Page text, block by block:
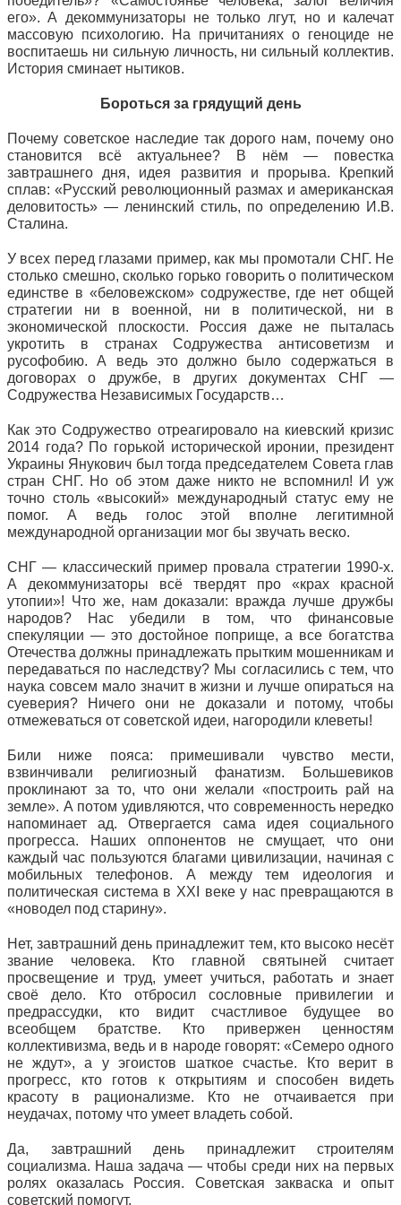
его». А декоммунизаторы не только лгут, но и калечат
массовую психологию. На причитаниях о геноциде не
воспитаешь ни сильную личность, ни сильный коллектив.
История сминает нытиков.
Бороться за грядущий день
Почему советское наследие так дорого нам, почему оно
становится всё актуальнее? В нём — повестка
завтрашнего дня, идея развития и прорыва. Крепкий
сплав: «Русский революционный размах и американская
деловитость» — ленинский стиль, по определению И.В.
Сталина.
У всех перед глазами пример, как мы промотали СНГ. Не
столько смешно, сколько горько говорить о политическом
единстве в «беловежском» содружестве, где нет общей
стратегии ни в военной, ни в политической, ни в
экономической плоскости. Россия даже не пыталась
укротить в странах Содружества антисоветизм и
русофобию. А ведь это должно было содержаться в
договорах о дружбе, в других документах СНГ —
Содружества Независимых Государств…
Как это Содружество отреагировало на киевский кризис
2014 года? По горькой исторической иронии, президент
Украины Янукович был тогда председателем Совета глав
стран СНГ. Но об этом даже никто не вспомнил! И уж
точно столь «высокий» международный статус ему не
помог. А ведь голос этой вполне легитимной
международной организации мог бы звучать веско.
СНГ — классический пример провала стратегии 1990-х.
А декоммунизаторы всё твердят про «крах красной
утопии»! Что же, нам доказали: вражда лучше дружбы
народов? Нас убедили в том, что финансовые
спекуляции — это достойное поприще, а все богатства
Отечества должны принадлежать прытким мошенникам и
передаваться по наследству? Мы согласились с тем, что
наука совсем мало значит в жизни и лучше опираться на
суеверия? Ничего они не доказали и потому, чтобы
отмежеваться от советской идеи, нагородили клеветы!
Били ниже пояса: примешивали чувство мести,
взвинчивали религиозный фанатизм. Большевиков
проклинают за то, что они желали «построить рай на
земле». А потом удивляются, что современность нередко
напоминает ад. Отвергается сама идея социального
прогресса. Наших оппонентов не смущает, что они
каждый час пользуются благами цивилизации, начиная с
мобильных телефонов. А между тем идеология и
политическая система в ХХI веке у нас превращаются в
«новодел под старину».
Нет, завтрашний день принадлежит тем, кто высоко несёт
звание человека. Кто главной святыней считает
просвещение и труд, умеет учиться, работать и знает
своё дело. Кто отбросил сословные привилегии и
предрассудки, кто видит счастливое будущее во
всеобщем братстве. Кто привержен ценностям
коллективизма, ведь и в народе говорят: «Семеро одного
не ждут», а у эгоистов шаткое счастье. Кто верит в
прогресс, кто готов к открытиям и способен видеть
красоту в рационализме. Кто не отчаивается при
неудачах, потому что умеет владеть собой.
Да, завтрашний день принадлежит строителям
социализма. Наша задача — чтобы среди них на первых
ролях оказалась Россия. Советская закваска и опыт
советский помогут.